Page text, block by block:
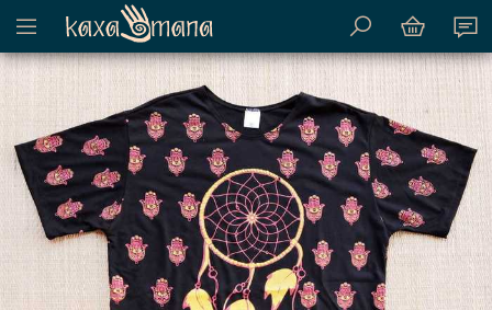
Mostrar menu de conteúdo do site